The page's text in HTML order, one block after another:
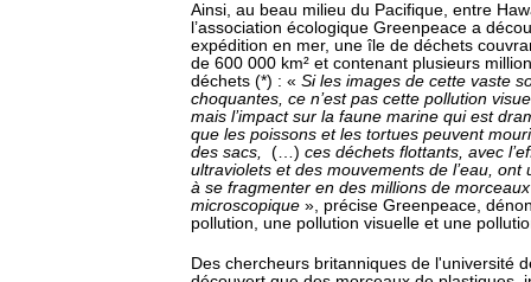
Ainsi, au beau milieu du Pacifique, entre
l’association écologique Greenpeace a
expédition en mer, une île de déchets
de 600 000 km² et contenant plusieurs
déchets (*) : « Si les images de cette vaste
choquantes, ce n’est pas cette pollution
mais l’impact sur la faune marine qui est
que les poissons et les tortues peuvent
des sacs, (…) ces déchets flottants, avec
ultraviolets et des mouvements de l’eau, ont
à se fragmenter en des millions de
microscopique », précise Greenpeace,
pollution, une pollution visuelle et une
Des chercheurs britanniques de l'université